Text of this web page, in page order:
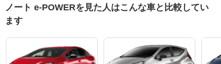
ノート e-POWERを見た人はこんな車と比較してい
ます